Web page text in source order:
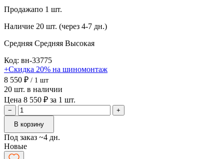
Продажапо 1 шт.
Наличие 20 шт. (через 4-7 дн.)
Средняя Средняя Высокая
Код: вн-33775
+Скидка 20% на шиномонтаж
8 550 ₽ / 1 шт
20 шт. в наличии
Цена 8 550 ₽ за 1 шт.
−
+
В корзину
Под заказ ~4 дн.
Новые